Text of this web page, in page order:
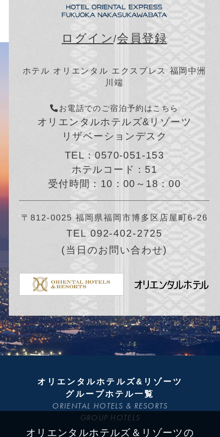
オリエンタルホテルズ＆リゾーツの
ログイン/会員登録
ホテル オリエンタル エクスプレス 福岡中洲
川端
お電話でのご宿泊予約はこちら
オリエンタルホテルズ&リゾーツ
リザベーションデスク
TEL：0570-051-153
ホテルコード：51
受付時間：10：00～18：00
〒812-0025 福岡県福岡市博多区店屋町6-26
TEL 092-402-2725
(当日のお問い合わせ)
オリエンタルホテルズ&リゾーツ
グループホテル一覧
ORIENTAL HOTELS & RESORTS
GROUP HOTELS